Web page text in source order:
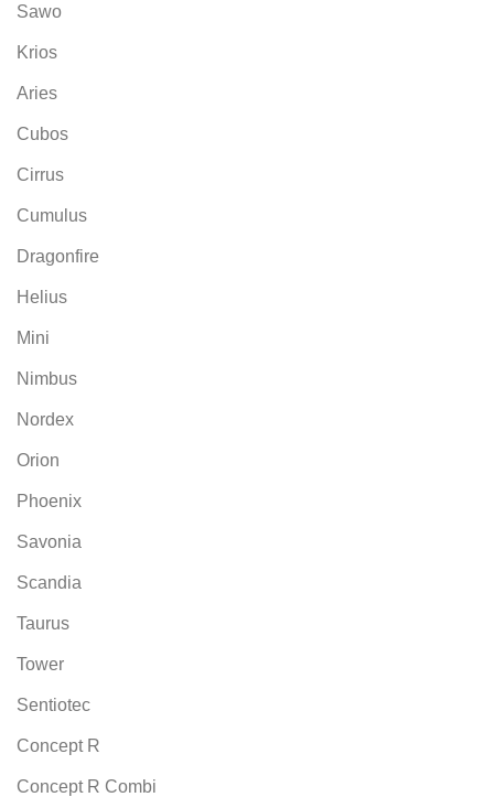
Sawo
Krios
Aries
Cubos
Cirrus
Cumulus
Dragonfire
Helius
Mini
Nimbus
Nordex
Orion
Phoenix
Savonia
Scandia
Taurus
Tower
Sentiotec
Concept R
Concept R Combi